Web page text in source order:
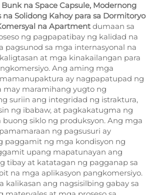
na Space Capsule, Modernong
Solidong Kahoy para sa Dormitoryo
na Apartment dumaan sa
ng pagpapatibay ng kalidad na
pagsunod sa mga internasyonal na
at mga kinakailangan para
Ang aming mga
ay nagpapatupad ng
may maramihang yugto ng
suriin ang integridad ng istraktura,
ng ibabaw, at pagkakatugma ng
buong siklo ng produksyon. Ang mga
ng pagsusuri ay
paggamit ng mga kondisyon ng
upang mapatunayan ang
tibay at katatagan ng pagganap sa
na mga aplikasyon pangkomersiyo.
kalikasan ang nagsisilbing gabay sa